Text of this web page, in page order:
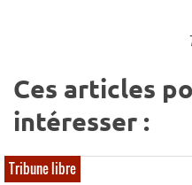
Ces articles
intéresser :
Tribune libre